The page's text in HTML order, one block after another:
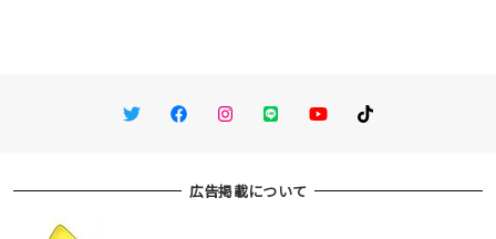
TwitterFacebookInstagram
LINE You TubeTikTok
広告掲載について